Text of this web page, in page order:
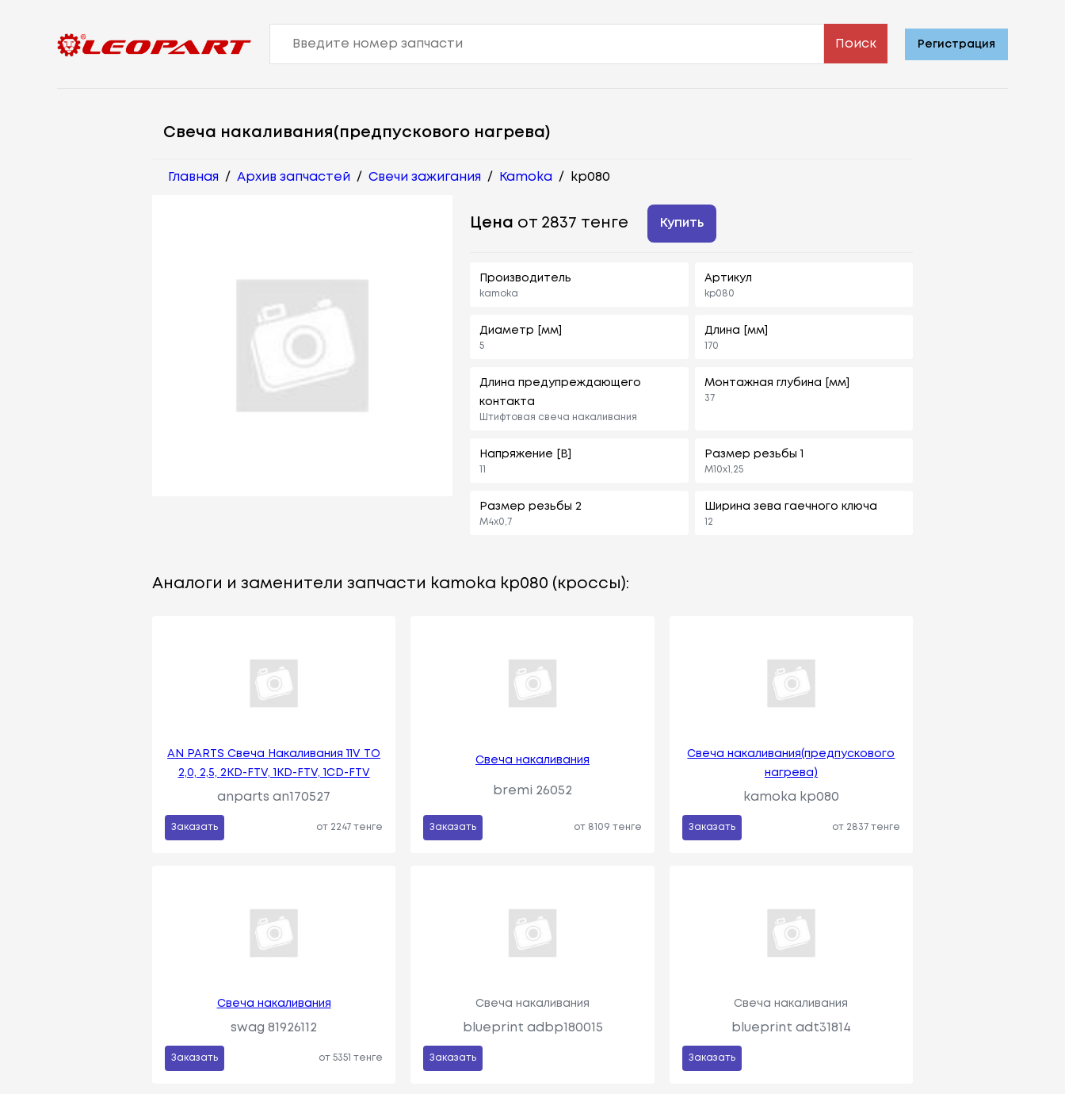
Поиск Регистрация
Свеча накаливания(предпускового нагрева)
Главная / Архив запчастей / Свечи зажигания / Kamoka / kp080
Цена от 2837 тенге Купить
Производитель
kamoka
Артикул
kp080
Диаметр [мм]
5
Длина [мм]
170
Длина предупреждающего
контакта
Штифтовая свеча накаливания
Монтажная глубина [мм]
37
Напряжение [В] Размер резьбы 1
M10x1,25
Размер резьбы 2
M4x0,7
Ширина зева гаечного ключа
12
Аналоги и заменители запчасти kamoka kp080 (кроссы):
AN PARTS Свеча Накаливания 11V TO
2,0, 2,5, 2KD-FTV, 1KD-FTV, 1CD-FTV
anparts an170527
Заказать от 2247 тенге
Свеча накаливания
bremi 26052
Заказать от 8109 тенге
Свеча накаливания(предпускового
нагрева)
kamoka kp080
Заказать от 2837 тенге
Свеча накаливания
swag 81926112
Заказать от 5351 тенге
Свеча накаливания
blueprint adbp180015
Заказать
Свеча накаливания
blueprint adt31814
Заказать